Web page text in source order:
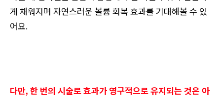
게 채워지며 자연스러운 볼륨 회복 효과를 기대해볼 수 있
어요.
다만, 한 번의 시술로 효과가 영구적으로 유지되는 것은 아